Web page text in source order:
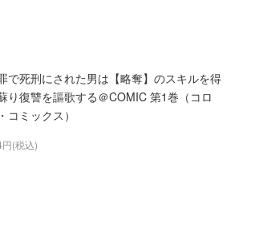
で死刑にされた男は【略奪】のスキルを得
り復讐を謳歌する＠COMIC 第1巻（コロ
コミックス）
(税込)